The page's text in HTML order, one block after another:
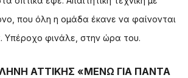
που όλη η ομάδα έκανε να φαίνονται
Υπέροχο φινάλε, στην ώρα του.
ΑΤΤΙΚΗΣ «ΜΕΝΩ ΓΙΑ ΠΑΝΤΑ